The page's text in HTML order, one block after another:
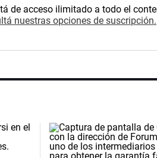
de acceso ilimitado a todo el
nuestras opciones de suscripción.